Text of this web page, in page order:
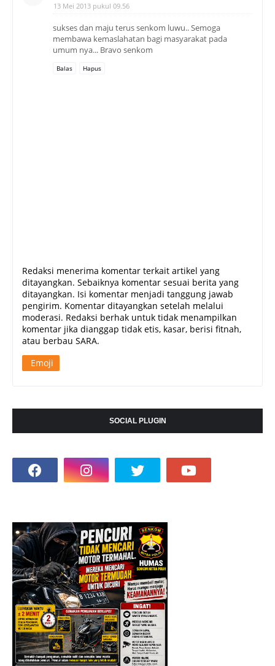
13 Mei 2013 pukul 09.56
sukses dan maju terus senkom luwu.. Semoga
membawa kemaslahatan bagi masyarakat pada
umum nya... Bravo senkom
Balas Hapus
Redaksi menerima komentar terkait artikel yang
ditayangkan. Sebaiknya komentar sesuai berita yang
ditayangkan. Isi komentar menjadi tanggung jawab
pengirim. Komentar ditayangkan setelah melalui
moderasi. Redaksi berhak untuk tidak menampilkan
komentar jika dianggap tidak etis, kasar, berisi fitnah,
atau berbau SARA.
Emoji
SOCIAL PLUGIN